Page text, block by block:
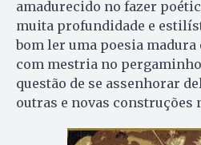
amadurecido no fazer
muita profundidade e
bom ler uma poesia madura
com mestria no
questão de se assenhorar
outras e novas construções